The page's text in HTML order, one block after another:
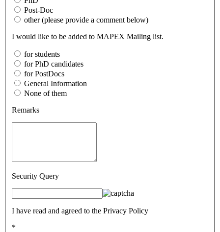
Post-Doc
other (please provide a comment below)
I would like to be added to MAPEX Mailing list.
for students
for PhD candidates
for PostDocs
General Information
None of them
Remarks
Security Query
I have read and agreed to the Privacy Policy
*